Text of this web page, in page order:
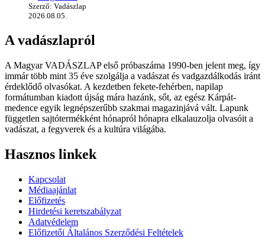
Szerző: Vadászlap
2026.08.05.
A vadászlapról
A Magyar VADÁSZLAP első próbaszáma 1990-ben jelent meg, így
immár több mint 35 éve szolgálja a vadászat és vadgazdálkodás iránt
érdeklődő olvasókat. A kezdetben fekete-fehérben, napilap
formátumban kiadott újság mára hazánk, sőt, az egész Kárpát-
medence egyik legnépszerűbb szakmai magazinjává vált. Lapunk
független sajtótermékként hónapról hónapra elkalauzolja olvasóit a
vadászat, a fegyverek és a kultúra világába.
Hasznos linkek
Kapcsolat
Médiaajánlat
Előfizetés
Hirdetési keretszabályzat
Adatvédelem
Előfizetői Általános Szerződési Feltételek